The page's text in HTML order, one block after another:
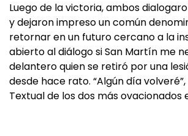
Luego de la victoria, ambos
y dejaron impreso un común
retornar en un futuro cercano a la
abierto al diálogo si San Martín me
delantero quien se retiró por una
desde hace rato. “Algún día
Textual de los dos más ovacionados